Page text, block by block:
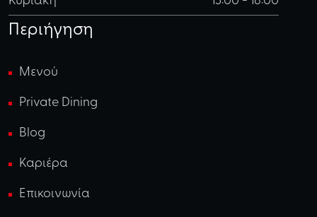
Περιήγηση
Μενού
Private Dining
Blog
Καριέρα
Επικοινωνία